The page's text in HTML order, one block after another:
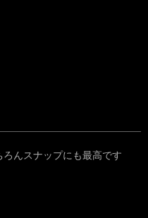
んスナップにも最高です